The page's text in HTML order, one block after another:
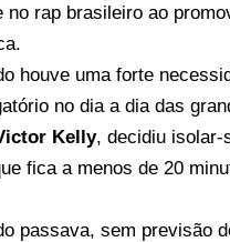
rap brasileiro ao
houve uma forte
no dia a dia das
Kelly, decidiu isolar-
fica a menos de 20
passava, sem previsão